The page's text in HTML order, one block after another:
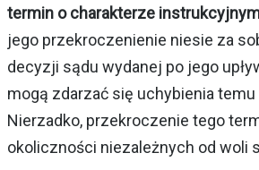
termin o charakterze
jego przekroczenienie niesie za
decyzji sądu wydanej po jego
mogą zdarzać się uchybienia
Nierzadko, przekroczenie tego
okoliczności niezależnych od woli